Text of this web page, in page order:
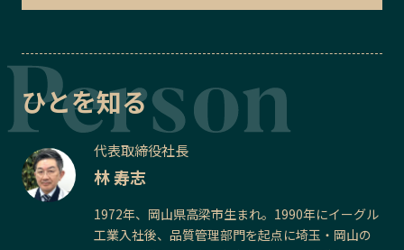
ひとを知る
代表取締役社長
林 寿志
1972年、岡山県高梁市生まれ。1990年にイーグル
工業入社後、品質管理部門を起点に埼玉・岡山の